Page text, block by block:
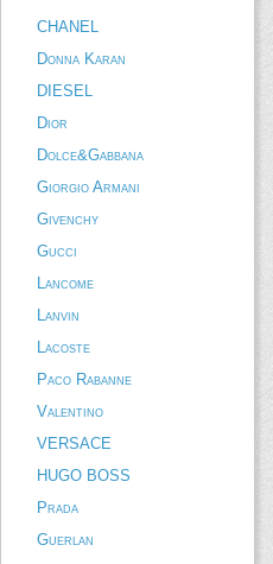
CHANEL
Donna Karan
DIESEL
Dior
Dolce&Gabbana
Giorgio Armani
Givenchy
Gucci
Lancome
Lanvin
Lacoste
Paco Rabanne
Valentino
VERSACE
HUGO BOSS
Prada
Guerlan